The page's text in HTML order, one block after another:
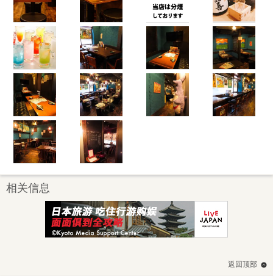
相关信息
返回顶部